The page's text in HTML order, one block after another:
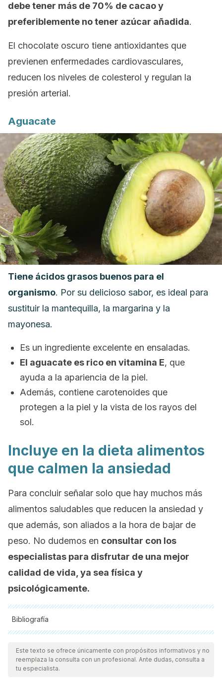
debe tener más de 70% de cacao y
preferiblemente no tener azúcar añadida.
El chocolate oscuro tiene antioxidantes que
previenen enfermedades cardiovasculares,
reducen los niveles de colesterol y regulan la
presión arterial.
Aguacate
Tiene ácidos grasos buenos para el
organismo. Por su delicioso sabor, es ideal para
sustituir la mantequilla, la margarina y la
mayonesa.
Es un ingrediente excelente en ensaladas.
El aguacate es rico en vitamina E, que
ayuda a la apariencia de la piel.
Además, contiene carotenoides que
protegen a la piel y la vista de los rayos del
sol.
Incluye en la dieta alimentos
que calmen la ansiedad
Para concluir señalar solo que hay muchos más
alimentos saludables que reducen la ansiedad y
que además, son aliados a la hora de bajar de
peso. No dudemos en consultar con los
especialistas para disfrutar de una mejor
calidad de vida, ya sea física y
psicológicamente.
Bibliografía
Todas las fuentes citadas fueron revisadas a profundidad por
nuestro equipo, para asegurar su calidad, confiabilidad,
vigencia y validez.La bibliografía de este artículo fue
Este texto se ofrece únicamente con propósitos informativos y no
reemplaza la consulta con un profesional. Ante dudas, consulta a
tu especialista.